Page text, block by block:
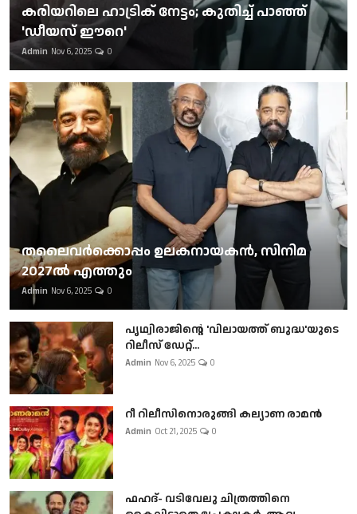
കരിയറിലെ ഹാട്രിക് നേട്ടം; കുതിച്ച് പാഞ്ഞ്
'ഡീയസ് ഈറെ'
Admin Nov 6, 2025 0
തലൈവര്‍ക്കൊപ്പം ഉലകനായകന്‍, സിനിമ
2027ല്‍ എത്തും
Admin Nov 6, 2025 0
പൃഥ്വിരാജിന്റെ 'വിലായത്ത് ബുദ്ധ'യുടെ
റിലീസ് ഡേറ്റ്...
Admin Nov 6, 2025 0
റീ റിലീസിനൊരുങ്ങി കല്യാണ രാമൻ
Admin Oct 21, 2025 0
ഫഹദ്- വടിവേലു ചിത്രത്തിനെ